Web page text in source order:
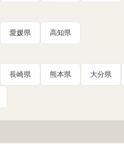
愛媛県 高知県
長崎県 熊本県 大分県